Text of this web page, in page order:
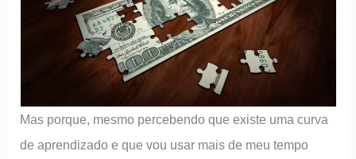
Mas porque, mesmo percebendo que existe uma curva
de aprendizado e que vou usar mais de meu tempo